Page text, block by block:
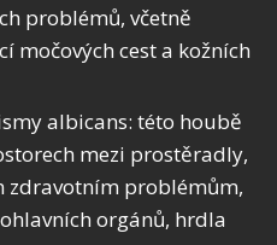
problémů, včetně
močových cest a kožních
albicans: této houbě
mezi prostěradly,
zdravotním problémům,
orgánů, hrdla